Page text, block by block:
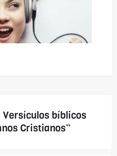
Versículos bíblicos
Cristianos”